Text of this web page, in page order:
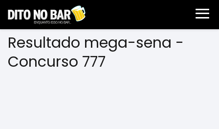
Resultado mega-sena -
Concurso 777